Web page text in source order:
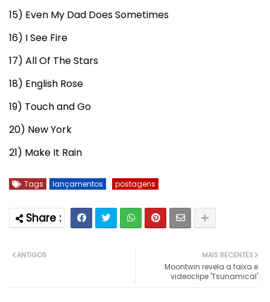
15) Even My Dad Does Sometimes
16) I See Fire
17) All Of The Stars
18) English Rose
19) Touch and Go
20) New York
21) Make It Rain
Tags lançamentos postagens
MAIS RECENTES
Moontwin revela a faixa e
videoclipe 'Tsunamical'
ANTIGOS